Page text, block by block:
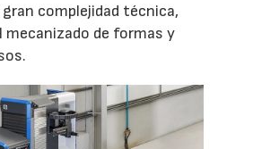
complejidad técnica,
mecanizado de formas y